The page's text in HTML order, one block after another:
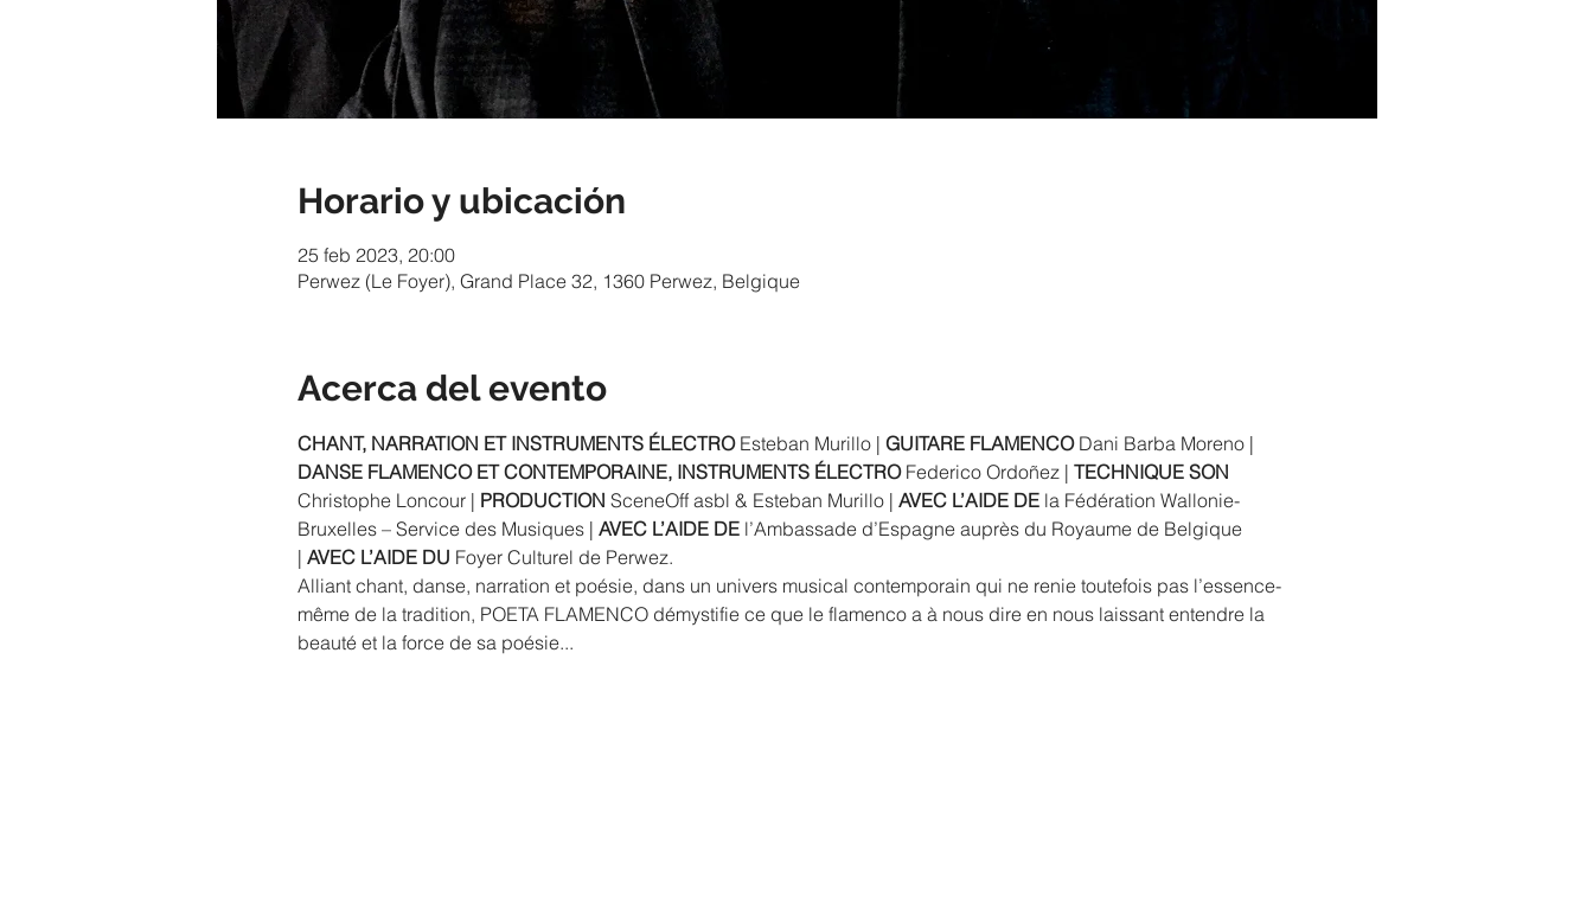
Horario y ubicación
25 feb 2023, 20:00
Perwez (Le Foyer), Grand Place 32, 1360 Perwez, Belgique
Acerca del evento
CHANT, NARRATION ET INSTRUMENTS ÉLECTRO Esteban Murillo | GUITARE FLAMENCO Dani Barba Moreno |
DANSE FLAMENCO ET CONTEMPORAINE, INSTRUMENTS ÉLECTRO Federico Ordoñez | TECHNIQUE SON
Christophe Loncour | PRODUCTION SceneOff asbl & Esteban Murillo | AVEC L’AIDE DE la Fédération Wallonie-
Bruxelles – Service des Musiques | AVEC L’AIDE DE l’Ambassade d’Espagne auprès du Royaume de Belgique
| AVEC L’AIDE DU Foyer Culturel de Perwez.
Alliant chant, danse, narration et poésie, dans un univers musical contemporain qui ne renie toutefois pas l’essence-
même de la tradition, POETA FLAMENCO démystifie ce que le flamenco a à nous dire en nous laissant entendre la
beauté et la force de sa poésie...